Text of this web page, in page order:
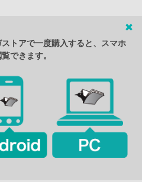
トアで一度購入すると、スマホ
できます。